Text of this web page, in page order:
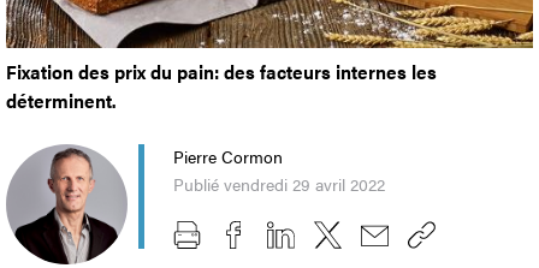
Fixation des prix du pain: des facteurs internes les
déterminent.
Pierre Cormon
Publié vendredi 29 avril 2022